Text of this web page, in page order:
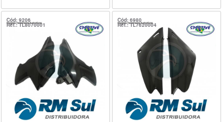
Cód: 9206
Ref.: TL8070001
Cód: 6980
Ref.: TL7620004